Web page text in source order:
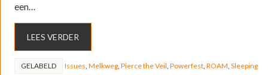
een…
LEES VERDER
GELABELD Issues Melkweg, Pierce the Veil Powerfest, ROAM Sleeping